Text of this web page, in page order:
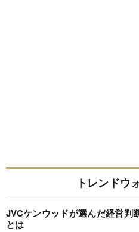
トレンドウ
JVCケンウッドが選んだ経営判
とは